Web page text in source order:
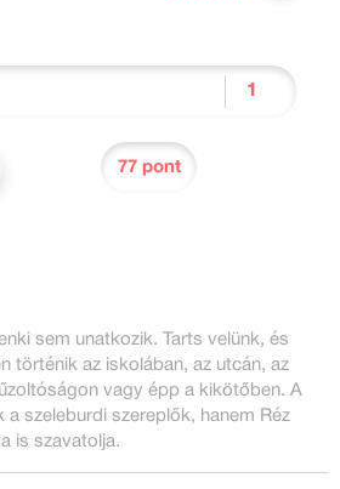
77 pont
sem unatkozik. Tarts velünk, és
történik az iskolában, az utcán, az
vagy épp a kikötőben. A
a szeleburdi szereplők, hanem Réz
is szavatolja.